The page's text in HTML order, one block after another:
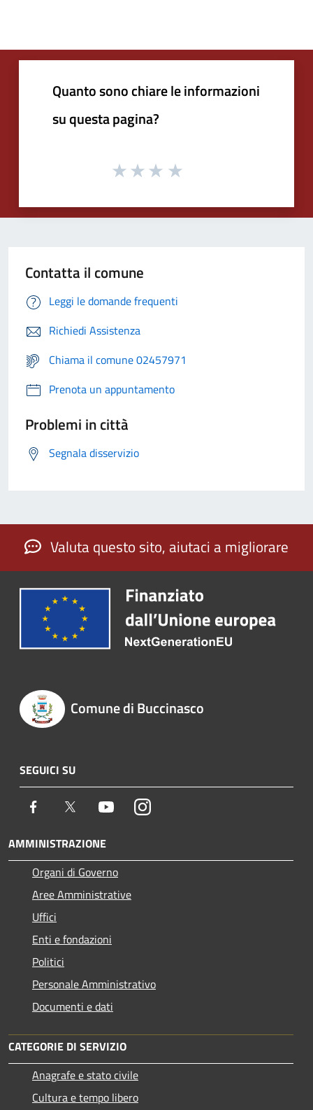
Quanto sono chiare le informazioni
su questa pagina?
Contatta il comune
Leggi le domande frequenti
Richiedi Assistenza
Chiama il comune 02457971
Prenota un appuntamento
Problemi in città
Segnala disservizio
Valuta questo sito, aiutaci a migliorare
Comune di Buccinasco
SEGUICI SU
Facebook Twitter YoutubeInstagram
AMMINISTRAZIONE
Organi di Governo
Aree Amministrative
Uffici
Enti e fondazioni
Politici
Personale Amministrativo
Documenti e dati
CATEGORIE DI SERVIZIO
Anagrafe e stato civile
Cultura e tempo libero